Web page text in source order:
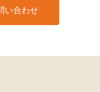
い合わせ